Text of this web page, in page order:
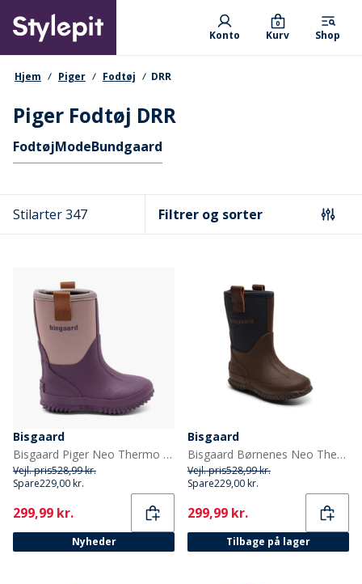
main
content
Primary departments
Konto Kurv
0
Shop
navigationssti
Hjem Piger Fodtøj DRR
Piger Fodtøj DRR
Hurtige links
FodtøjModeBundgaard
Stilarter 347 Filtrer og sorter
Bisgaard
Bisgaard Piger Neo Thermo Støvler Plum
Vejl. pris528,99 kr.
Spare229,00 kr.
Current
299,99 kr.
Nyheder
Bisgaard
Bisgaard Børnenes Neo Thermo Gummistøvler Blå
Vejl. pris528,99 kr.
Spare229,00 kr.
Current
299,99 kr.
Tilbage på lager